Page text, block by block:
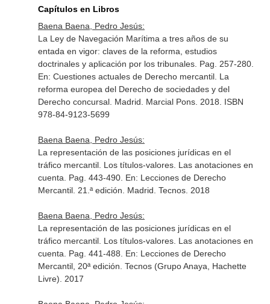
Capítulos en Libros
Baena Baena, Pedro Jesús:
La Ley de Navegación Marítima a tres años de su
entada en vigor: claves de la reforma, estudios
doctrinales y aplicación por los tribunales. Pag. 257-280.
En: Cuestiones actuales de Derecho mercantil. La
reforma europea del Derecho de sociedades y del
Derecho concursal. Madrid. Marcial Pons. 2018. ISBN
978-84-9123-5699
Baena Baena, Pedro Jesús:
La representación de las posiciones jurídicas en el
tráfico mercantil. Los títulos-valores. Las anotaciones en
cuenta. Pag. 443-490. En: Lecciones de Derecho
Mercantil. 21.ª edición . Madrid. Tecnos. 2018
Baena Baena, Pedro Jesús:
La representación de las posiciones jurídicas en el
tráfico mercantil. Los títulos-valores. Las anotaciones en
cuenta. Pag. 441-488. En: Lecciones de Derecho
Mercantil, 20ª edición . Tecnos (Grupo Anaya, Hachette
Livre). 2017